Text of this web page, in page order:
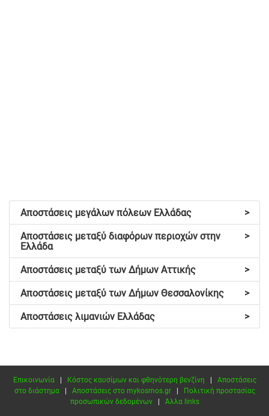
>
Αποστάσεις μεγάλων πόλεων Ελλάδας
>
Αποστάσεις μεταξύ διαφόρων περιοχών στην
Ελλάδα
>
Αποστάσεις μεταξύ των Δήμων Αττικής
>
Αποστάσεις μεταξύ των Δήμων Θεσσαλονίκης
>
Αποστάσεις λιμανιών Ελλάδας
Επικοινωνία| Κόστος καυσίμων και φθηνότερη βενζίνη
Αποστάσεις
στο διάστημα| Αποστάσεις στο mykosmos.gr|
Πολιτική προστασίας
προσωπικών δεδομένων| Άλλα links